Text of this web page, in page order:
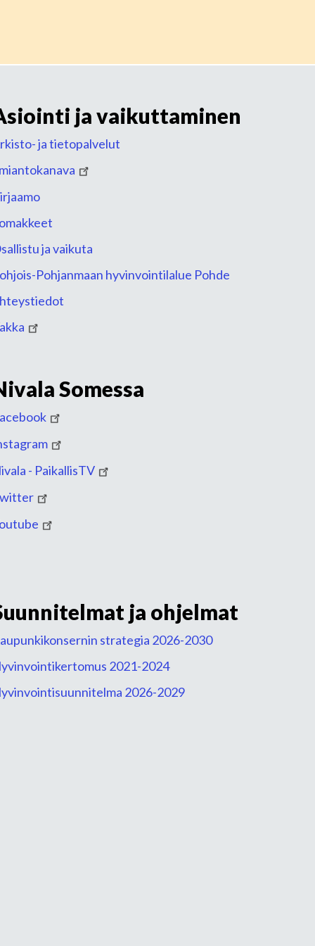
ja vaikuttaminen
ja tietopalvelut
ja vaikuta
Pohjanmaan hyvinvointilalue Pohde
Somessa
- PaikallisTV
ja ohjelmat
strategia 2026-2030
2021-2024
2026-2029